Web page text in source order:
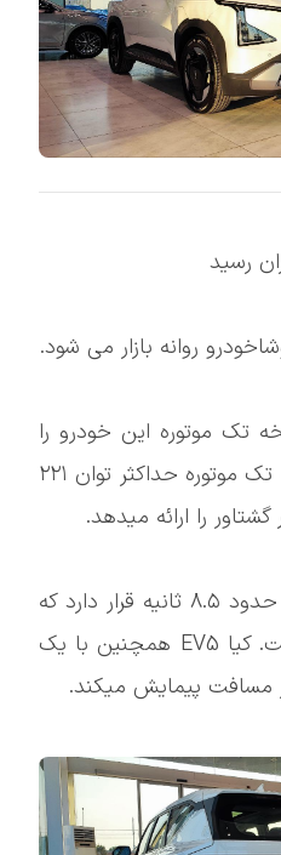
تک موتوره این خودرو را
روانه بازار ایران کند. نسخه تک موتوره حداکثر توان ۲۲۱
صفر تا صد کیا EV5 روی حدود ۸.۵ ثانیه قرار دارد که
عدد بسیار قابل قبولی است. کیا EV5 همچنین با یک